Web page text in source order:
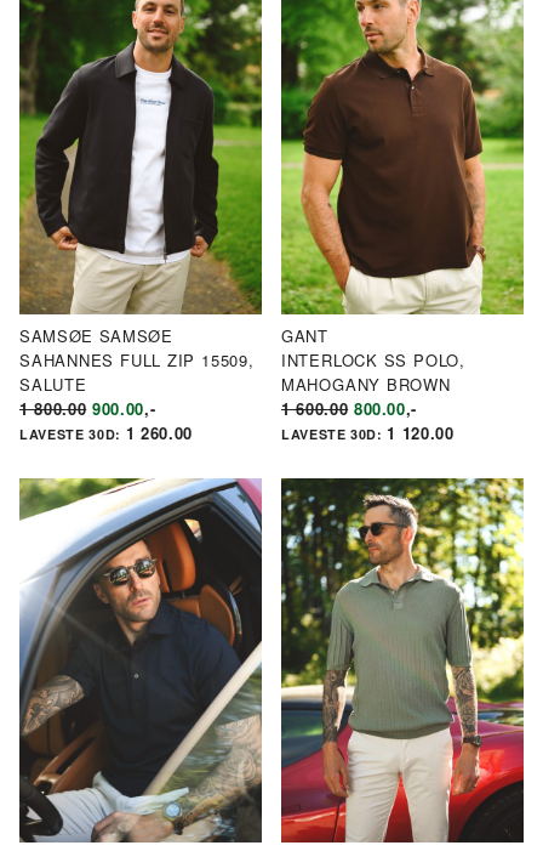
SAMSØE SAMSØE
SAHANNES FULL ZIP 15509,
SALUTE
1 800.00 OPPRINNELIG
PRIS
KR1
800.00.
900.00NÅVÆRENDE
PRIS
KR900.00.
,-
LAVESTE 30D: 1 260.00
GANT
INTERLOCK SS POLO,
MAHOGANY BROWN
1 600.00 OPPRINNELIG
PRIS
KR1
600.00.
800.00NÅVÆRENDE
PRIS
KR800.00.
,-
LAVESTE 30D:1 120.00